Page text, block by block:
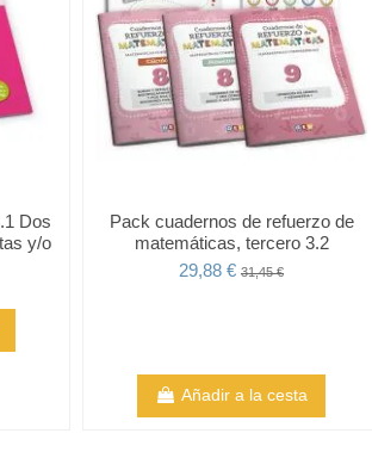
Dos
y/o
Pack cuadernos de refuerzo de
matemáticas, tercero 3.2
29,88 € 31,45 €
Añadir a la cesta